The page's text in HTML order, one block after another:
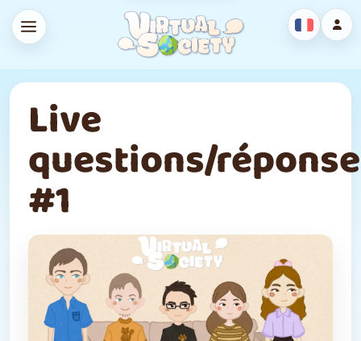
Live
questions/
#1